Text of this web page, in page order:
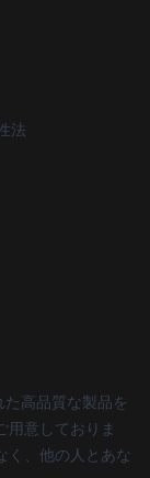
法
高品質な製品を
用意しておりま
く、他の人とあな